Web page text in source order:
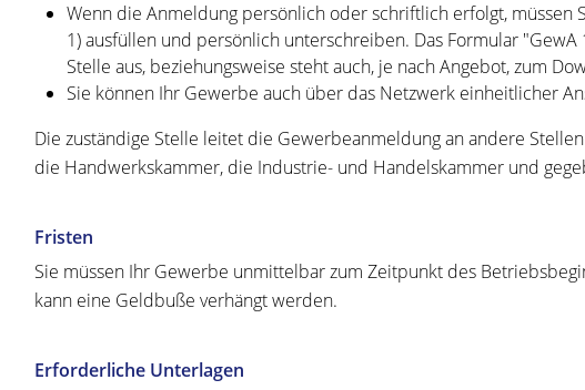
Wenn die Anmeldung persönlich oder schriftlich erfolgt, müssen
1) ausfüllen und persönlich unterschreiben. Das Formular
Stelle aus, beziehungsweise steht auch, je nach Angebot, zum
Sie können Ihr Gewerbe auch über das Netzwerk einheitlicher
Die zuständige Stelle leitet die Gewerbeanmeldung an andere
die Handwerkskammer, die Industrie- und Handelskammer und
Fristen
Sie müssen Ihr Gewerbe unmittelbar zum Zeitpunkt des
kann eine Geldbuße verhängt werden.
Erforderliche Unterlagen